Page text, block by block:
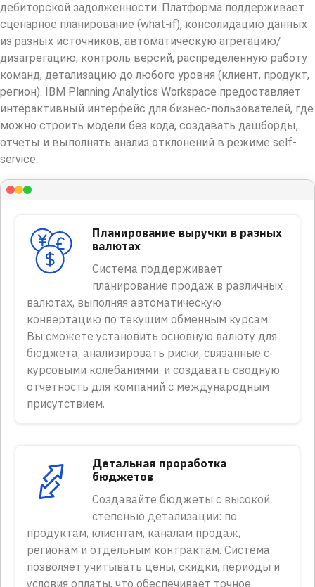
дебиторской задолженности. Платформа поддерживает
сценарное планирование (what-if), консолидацию данных
из разных источников, автоматическую агрегацию/
дизагрегацию, контроль версий, распределенную работу
команд, детализацию до любого уровня (клиент, продукт,
регион). IBM Planning Analytics Workspace предоставляет
интерактивный интерфейс для бизнес-пользователей, где
можно строить модели без кода, создавать дашборды,
отчеты и выполнять анализ отклонений в режиме self-
service.
Планирование выручки в разных
валютах
Система поддерживает
планирование продаж в различных
валютах, выполняя автоматическую
конвертацию по текущим обменным курсам.
Вы сможете установить основную валюту для
бюджета, анализировать риски, связанные с
курсовыми колебаниями, и создавать сводную
отчетность для компаний с международным
присутствием.
Детальная проработка
бюджетов
Создавайте бюджеты с высокой
степенью детализации: по
продуктам, клиентам, каналам продаж,
регионам и отдельным контрактам. Система
позволяет учитывать цены, скидки, периоды и
условия оплаты, что обеспечивает точное